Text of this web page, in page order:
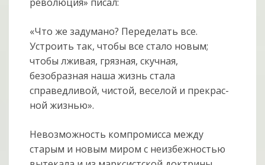
«Что же задумано? Пере­делать все.
Устроить так, чтобы все стало но­вым;
чтобы лживая, грязная, скуч­ная,
безобразная наша жизнь стала
справедливой, чистой, веселой и прекрас­
ной жизнью».
Невозможность компромисса между
старым и новым миром с неизбежностью